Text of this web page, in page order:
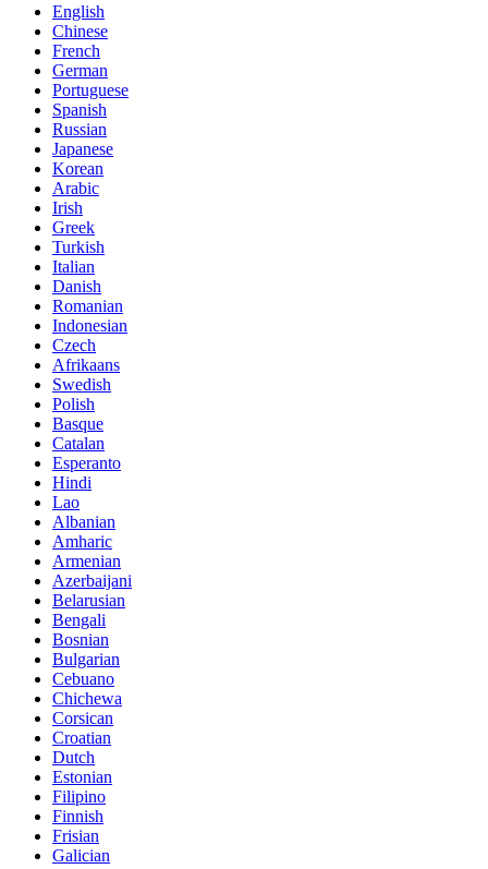
English
Chinese
French
German
Portuguese
Spanish
Russian
Japanese
Korean
Arabic
Irish
Greek
Turkish
Italian
Danish
Romanian
Indonesian
Czech
Afrikaans
Swedish
Polish
Basque
Catalan
Esperanto
Hindi
Lao
Albanian
Amharic
Armenian
Azerbaijani
Belarusian
Bengali
Bosnian
Bulgarian
Cebuano
Chichewa
Corsican
Croatian
Dutch
Estonian
Filipino
Finnish
Frisian
Galician